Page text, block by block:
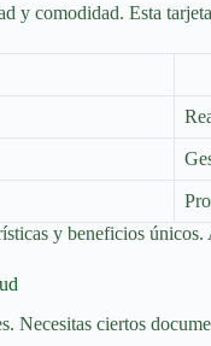
y comodidad. Esta
y beneficios
Necesitas ciertos